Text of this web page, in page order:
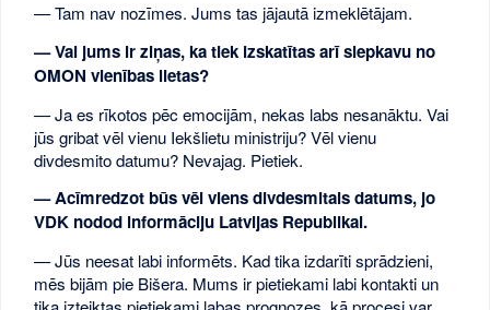
— Tam nav nozīmes. Jums tas jājautā izmeklētājam.
— Vai jums ir ziņas, ka tiek izskatītas arī slepkavu no
OMON vienības lietas?
— Ja es rīkotos pēc emocijām, nekas labs nesanāktu. Vai
jūs gribat vēl vienu Iekšlietu ministriju? Vēl vienu
divdesmito datumu? Nevajag. Pietiek.
— Acīmredzot būs vēl viens divdesmitais datums, jo
VDK nodod informāciju Latvijas Republikai.
— Jūs neesat labi informēts. Kad tika izdarīti sprādzieni,
mēs bijām pie Bišera. Mums ir pietiekami labi kontakti un